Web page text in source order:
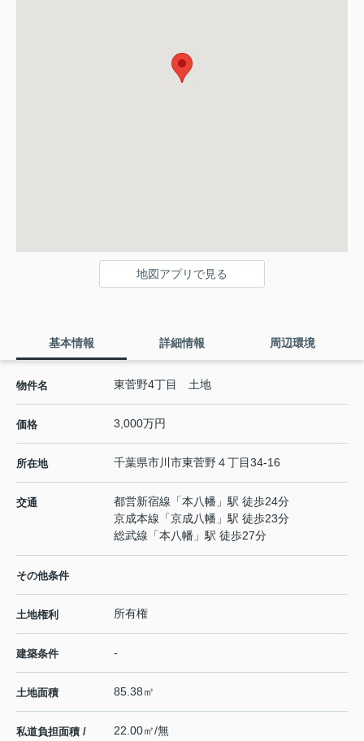
地図アプリで見る
基本情報 詳細情報 周辺環境
物件名 東菅野4丁目 土地
価格 3,000万円
所在地 千葉県市川市東菅野４丁目34-16
交通 都営新宿線 「本八幡 」駅 徒歩24分
京成本線 「京成八幡 」駅 徒歩23分
総武線 「本八幡 」駅 徒歩27分
その他条件
土地権利 所有権
建築条件 -
土地面積 85.38㎡
私道負担面積 / 22.00㎡/無